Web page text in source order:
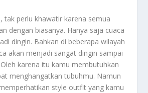
tak perlu khawatir karena semua
dengan biasanya. Hanya saja cuaca
dingin. Bahkan di beberapa wilayah
akan menjadi sangat dingin sampai
karena itu kamu membutuhkan
menghangatkan tubuhmu. Namun
style outfit yang kamu